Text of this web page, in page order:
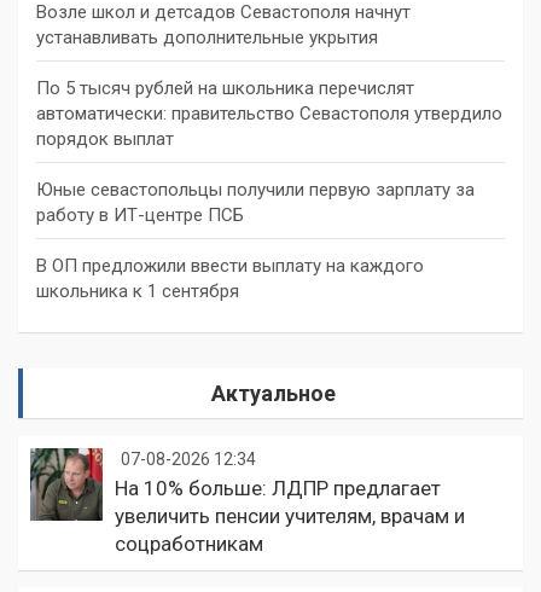
Возле школ и детсадов Севастополя начнут
устанавливать дополнительные укрытия
По 5 тысяч рублей на школьника перечислят
автоматически: правительство Севастополя утвердило
порядок выплат
Юные севастопольцы получили первую зарплату за
работу в ИТ-центре ПСБ
В ОП предложили ввести выплату на каждого
школьника к 1 сентября
Актуальное
07-08-2026 12:34
На 10% больше: ЛДПР предлагает
увеличить пенсии учителям, врачам и
соцработникам